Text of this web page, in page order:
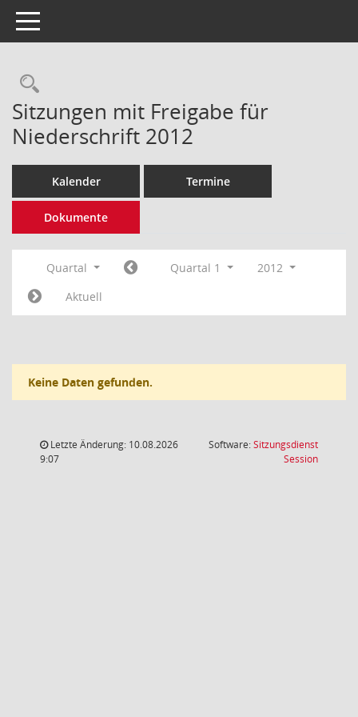
Toggle navigation
Rechercheauswahl
Sitzungen mit Freigabe für
Niederschrift 2012
Kalender Termine
Dokumente
Quartal Quartal 1
2012
Aktuell
Keine Daten gefunden.
Letzte Änderung: 10.08.2026
9:07
Software:Sitzungsdienst
Session(Wird in